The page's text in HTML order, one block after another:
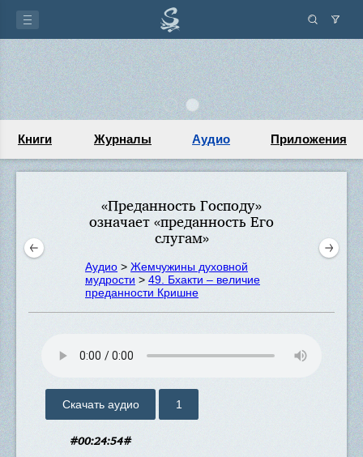
Книги Журналы Аудио Приложения
«Преданность Господу»
означает «преданность Его
слугам»
Аудио > Жемчужины духовной
мудрости > 49. Бхакти – величие
преданности Кришне
Скачать аудио 1
#00:24:54#